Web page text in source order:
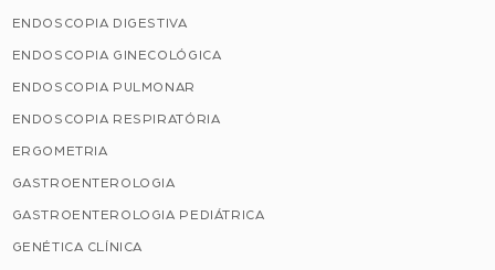
ENDOSCOPIA DIGESTIVA
ENDOSCOPIA GINECOLÓGICA
ENDOSCOPIA PULMONAR
ENDOSCOPIA RESPIRATÓRIA
ERGOMETRIA
GASTROENTEROLOGIA
GASTROENTEROLOGIA PEDIÁTRICA
GENÉTICA CLÍNICA